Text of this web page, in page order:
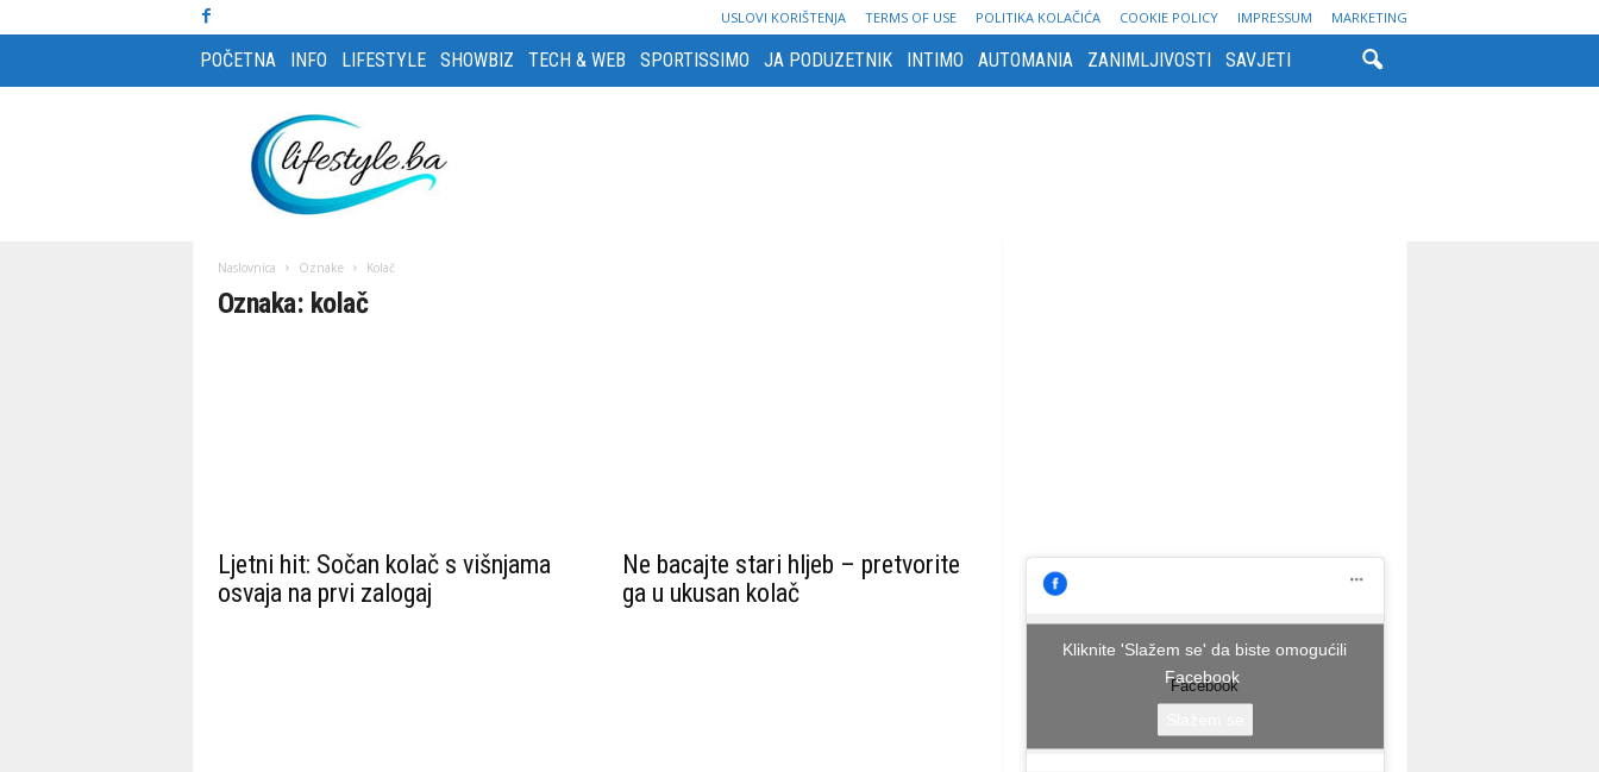
USLOVI KORIŠTENJA TERMS OF USE POLITIKA KOLAČIĆA COOKIE POLICY IMPRESSUM MARKETING
POČETNA INFO LIFESTYLE SHOWBIZ TECH & WEB SPORTISSIMO JA PODUZETNIK INTIMO AUTOMANIA ZANIMLJIVOSTI SAVJETI
Naslovnica Oznake Kolač
Oznaka: kolač
Ljetni hit: Sočan kolač s višnjama
osvaja na prvi zalogaj
Ne bacajte stari hljeb – pretvorite
ga u ukusan kolač
Facebook
Kliknite 'Slažem se' da biste omogućili
Facebook